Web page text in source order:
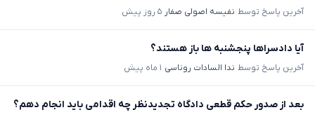
آخرین پاسخ توسط نفیسه اصولی صفار ۵ روز پیش
آیا دادسراها پنجشنبه ها باز هستند؟
آخرین پاسخ توسط ندا السادات روناسی ۱ ماه پیش
بعد از صدور حکم قطعی دادگاه تجدیدنظر چه اقدامی باید انجام دهم؟